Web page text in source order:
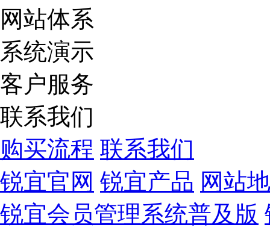
网站体系
系统演示
客户服务
联系我们
购买流程 联系我们
锐宜官网 锐宜产品 网站
锐宜会员管理系统普及版